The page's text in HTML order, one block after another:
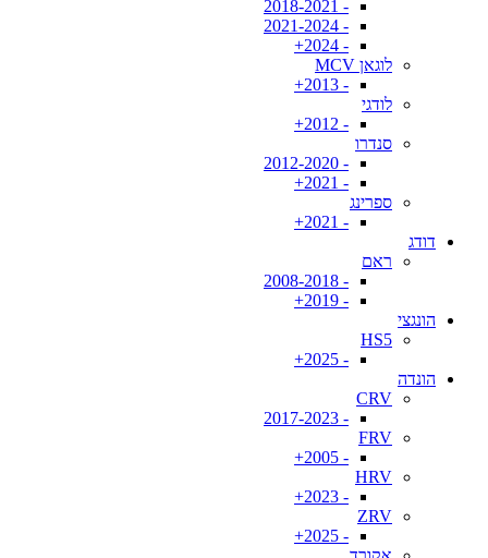
- 2018-2021
- 2021-2024
- 2024+
לוגאן MCV
- 2013+
לודגי
- 2012+
סנדרו
- 2012-2020
- 2021+
ספרינג
- 2021+
דודג
ראם
- 2008-2018
- 2019+
הונגצי
HS5
- 2025+
הונדה
CRV
- 2017-2023
FRV
- 2005+
HRV
- 2023+
ZRV
- 2025+